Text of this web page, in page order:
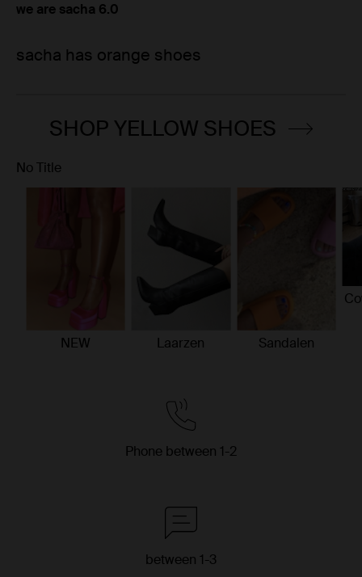
we are sacha 6.0
sacha has orange shoes
SHOP YELLOW SHOES
No Title
NEW Laarzen Sandalen
Phone between 1-2
between 1-3